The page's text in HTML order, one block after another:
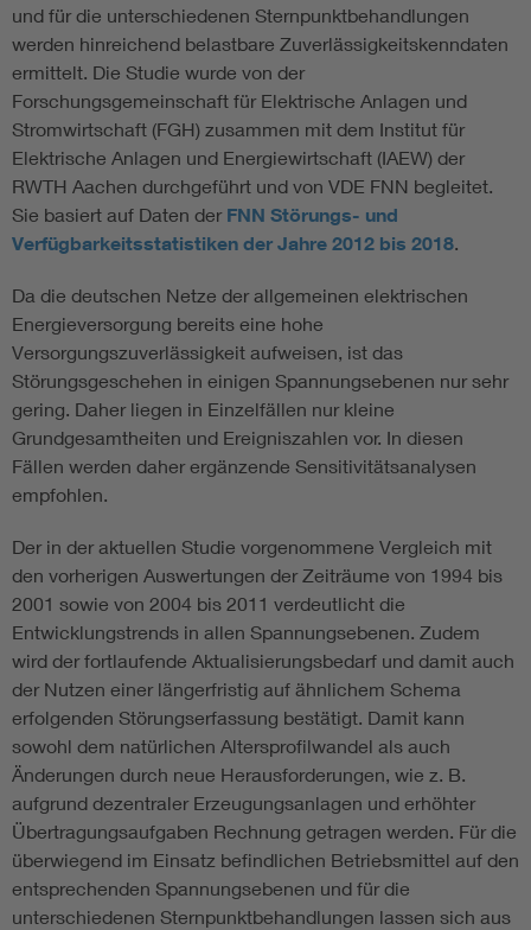
und für die unterschiedenen Sternpunktbehandlungen
werden hinreichend belastbare Zuverlässigkeitskenndaten
ermittelt. Die Studie wurde von der
Forschungsgemeinschaft für Elektrische Anlagen und
Stromwirtschaft (FGH) zusammen mit dem Institut für
Elektrische Anlagen und Energiewirtschaft (IAEW) der
RWTH Aachen durchgeführt und von VDE FNN begleitet.
Sie basiert auf Daten der FNN Störungs- und
Verfügbarkeitsstatistiken der Jahre 2012 bis 2018.
Da die deutschen Netze der allgemeinen elektrischen
Energieversorgung bereits eine hohe
Versorgungszuverlässigkeit aufweisen, ist das
Störungsgeschehen in einigen Spannungsebenen nur sehr
gering. Daher liegen in Einzelfällen nur kleine
Grundgesamtheiten und Ereigniszahlen vor. In diesen
Fällen werden daher ergänzende Sensitivitätsanalysen
empfohlen.
Der in der aktuellen Studie vorgenommene Vergleich mit
den vorherigen Auswertungen der Zeiträume von 1994 bis
2001 sowie von 2004 bis 2011 verdeutlicht die
Entwicklungstrends in allen Spannungsebenen. Zudem
wird der fortlaufende Aktualisierungsbedarf und damit auch
der Nutzen einer längerfristig auf ähnlichem Schema
erfolgenden Störungserfassung bestätigt. Damit kann
sowohl dem natürlichen Altersprofilwandel als auch
Änderungen durch neue Herausforderungen, wie z. B.
aufgrund dezentraler Erzeugungsanlagen und erhöhter
Übertragungsaufgaben Rechnung getragen werden. Für die
überwiegend im Einsatz befindlichen Betriebsmittel auf den
entsprechenden Spannungsebenen und für die
unterschiedenen Sternpunktbehandlungen lassen sich aus